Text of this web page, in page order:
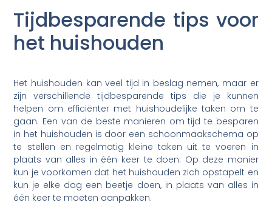
Tijdbesparende tips voor
het huishouden
Het huishouden kan veel tijd in beslag nemen, maar er
zijn verschillende tijdbesparende tips die je kunnen
helpen om efficiënter met huishoudelijke taken om te
gaan. Een van de beste manieren om tijd te besparen
in het huishouden is door een schoonmaakschema op
te stellen en regelmatig kleine taken uit te voeren in
plaats van alles in één keer te doen. Op deze manier
kun je voorkomen dat het huishouden zich opstapelt en
kun je elke dag een beetje doen, in plaats van alles in
één keer te moeten aanpakken.